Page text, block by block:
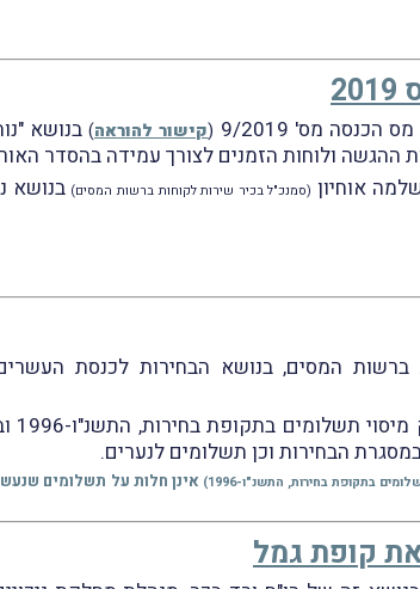
(קישור להוראה)בנושא
(סמנכ"ל בכיר שירות לקוחות ברשות המסים) בנושא
המסים, בנושא הבחירות לכנסת
הבחירות וכן תשלומים לנערים.
אינן חלות על תשלומים
קופת גמל